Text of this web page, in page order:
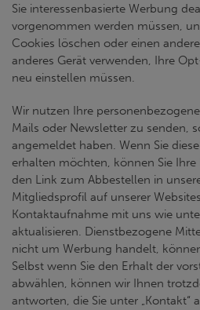
Sie interessenbasierte Werbung
vorgenommen werden müssen,
Cookies löschen oder einen
anderes Gerät verwenden, Ihre
neu einstellen müssen.
Wir nutzen Ihre
Mails oder Newsletter zu senden,
angemeldet haben. Wenn Sie
erhalten möchten, können Sie
den Link zum Abbestellen in
Mitgliedsprofil auf unserer
Kontaktaufnahme mit uns wie
aktualisieren. Dienstbezogene
nicht um Werbung handelt,
Selbst wenn Sie den Erhalt der
abwählen, können wir Ihnen
antworten, die Sie unter „Kontakt“